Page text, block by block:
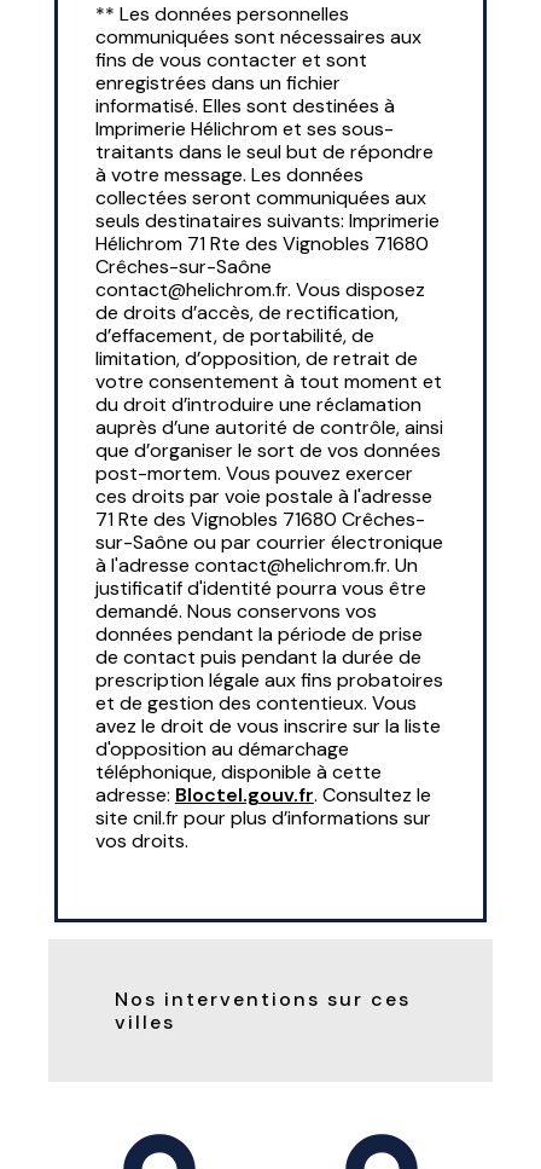
** Les données personnelles
communiquées sont nécessaires aux
fins de vous contacter et sont
enregistrées dans un fichier
informatisé. Elles sont destinées à
Imprimerie Hélichrom et ses sous-
traitants dans le seul but de répondre
à votre message. Les données
collectées seront communiquées aux
seuls destinataires suivants: Imprimerie
Hélichrom 71 Rte des Vignobles 71680
Crêches-sur-Saône
contact@helichrom.fr. Vous disposez
de droits d’accès, de rectification,
d’effacement, de portabilité, de
limitation, d’opposition, de retrait de
votre consentement à tout moment et
du droit d’introduire une réclamation
auprès d’une autorité de contrôle, ainsi
que d’organiser le sort de vos données
post-mortem. Vous pouvez exercer
ces droits par voie postale à l'adresse
71 Rte des Vignobles 71680 Crêches-
sur-Saône ou par courrier électronique
à l'adresse contact@helichrom.fr. Un
justificatif d'identité pourra vous être
demandé. Nous conservons vos
données pendant la période de prise
de contact puis pendant la durée de
prescription légale aux fins probatoires
et de gestion des contentieux. Vous
avez le droit de vous inscrire sur la liste
d'opposition au démarchage
téléphonique, disponible à cette
adresse: Bloctel.gouv.fr. Consultez le
site cnil.fr pour plus d’informations sur
vos droits.
Nos interventions sur ces
villes